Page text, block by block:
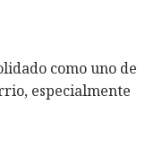
como uno de
especialmente